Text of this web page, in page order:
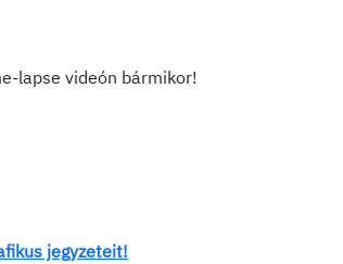
lapse videón bármikor!
jegyzeteit!